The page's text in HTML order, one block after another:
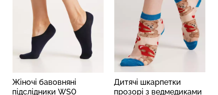
Жіночі бавовняні
підслідники WS0
Дитячі шкарпетки
прозорі з ведмедиками